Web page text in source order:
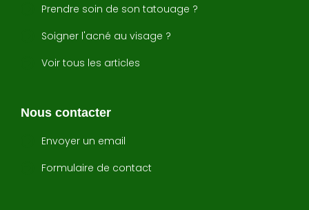
Prendre soin de son tatouage ?
Soigner l'acné au visage ?
Voir tous les articles
Nous contacter
Envoyer un email
Formulaire de contact